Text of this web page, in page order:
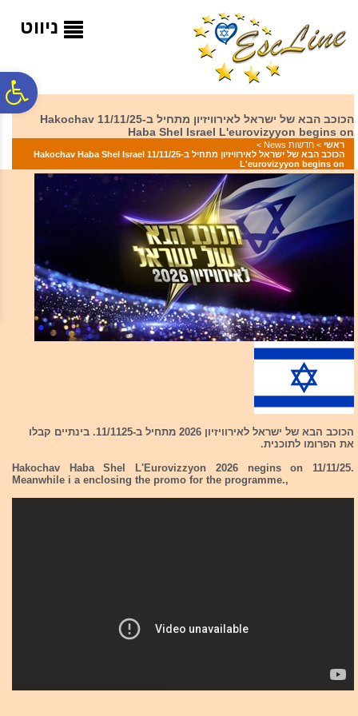
המרכזי
ניווט
הכוכב הבא של ישראל לאירוויזיון מתחיל ב-11/11/25 Hakochav
Haba Shel Israel L'eurovizyyon begins on
ראשי > חדשות News
>
הכוכב הבא של ישראל לאירוויזיון מתחיל ב-11/11/25 Hakochav Haba Shel Israel
L'eurovizyyon begins on
הכוכב הבא של ישראל לאירוויזיון 2026 מתחיל ב-11/1125. בינתיים קבלו
את הפרומו לתוכנית.
Hakochav Haba Shel L'Eurovizzyon 2026 negins on 11/11/25.
Meanwhile i a enclosing the promo for the programme.,